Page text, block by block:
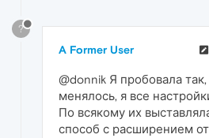
?
A Former User
@donnik Я пробовала
менялось, я все
По всякому их
способ с расширением